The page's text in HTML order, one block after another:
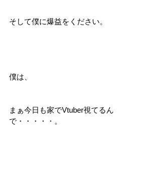
そして僕に爆益をください。
僕は、
まぁ今日も家でVtuber視てるん
で・・・・・。